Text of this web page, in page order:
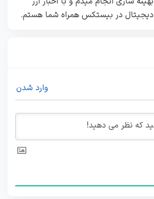
دیجیتال در بیستکس همراه شما هستم.
وارد شدن